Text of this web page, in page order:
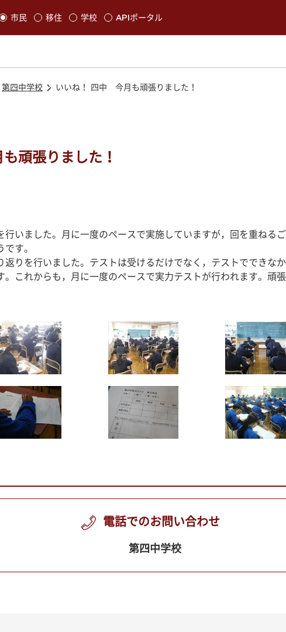
替が発生します
市民 移住 学校 APIポータル
第四中学校 いいね！ 四中 今月も頑張りました！
頑張りました！
いました。月に一度のペースで実施していますが，回を重ねる
す。
りを行いました。テストは受けるだけでなく，テストでできな
。これからも，月に一度のペースで実力テストが行われます。頑
電話でのお問い合わせ
第四中学校